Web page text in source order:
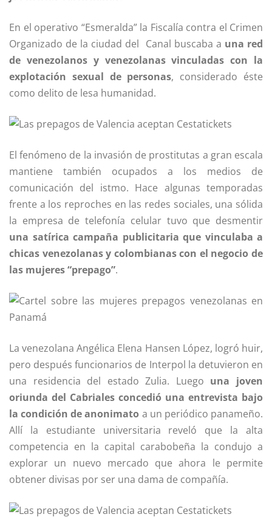
En el operativo “Esmeralda” la Fiscalía contra el Crimen
Organizado de la ciudad del Canal buscaba a una red
de venezolanos y venezolanas vinculadas con la
explotación sexual de personas, considerado éste
como delito de lesa humanidad.
El fenómeno de la invasión de prostitutas a gran escala
mantiene también ocupados a los medios de
comunicación del istmo. Hace algunas temporadas
frente a los reproches en las redes sociales, una sólida
la empresa de telefonía celular tuvo que desmentir
una satírica campaña publicitaria que vinculaba a
chicas venezolanas y colombianas con el negocio de
las mujeres “prepago”.
La venezolana Angélica Elena Hansen López, logró huir,
pero después funcionarios de Interpol la detuvieron en
una residencia del estado Zulia. Luego una joven
oriunda del Cabriales concedió una entrevista bajo
la condición de anonimato a un periódico panameño.
Allí la estudiante universitaria reveló que la alta
competencia en la capital carabobeña la condujo a
explorar un nuevo mercado que ahora le permite
obtener divisas por ser una dama de compañía.